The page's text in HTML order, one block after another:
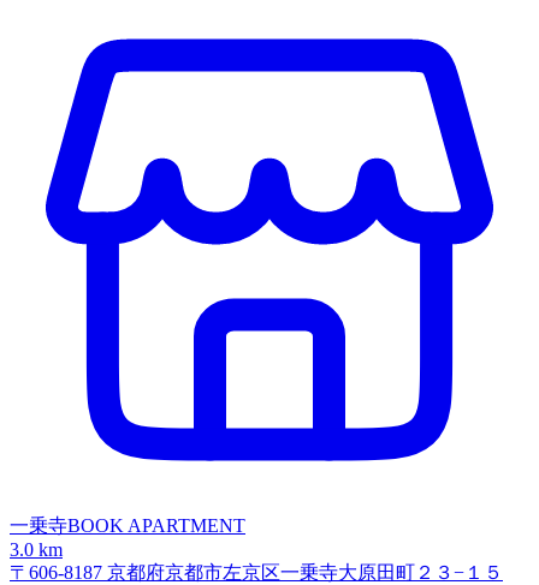
一乗寺BOOK APARTMENT
3.0 km
〒606-8187 京都府京都市左京区一乗寺大原田町２３−１５